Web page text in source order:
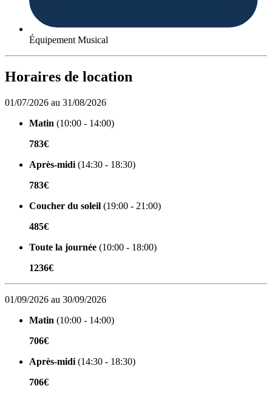
Équipement Musical
Horaires de location
01/07/2026 au 31/08/2026
Matin (10:00 - 14:00)
783€
Après-midi (14:30 - 18:30)
783€
Coucher du soleil (19:00 - 21:00)
485€
Toute la journée (10:00 - 18:00)
1236€
01/09/2026 au 30/09/2026
Matin (10:00 - 14:00)
706€
Après-midi (14:30 - 18:30)
706€